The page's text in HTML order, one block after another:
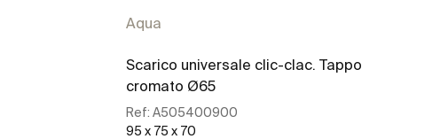
Aqua
Scarico universale clic-clac. Tappo
cromato Ø65
Ref: A505400900
95 x 75 x 70